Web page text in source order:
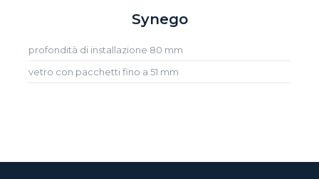
Synego
profondità di installazione 80 mm
vetro con pacchetti fino a 51 mm